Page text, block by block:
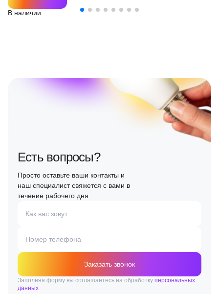
В наличии
Есть вопросы?
Просто оставьте ваши контакты и
наш специалист свяжется с вами в
течение рабочего дня
Как вас зовут
Номер телефона
Заказать звонок
Заполняя форму вы соглашаетесь на обработку персональных
данных